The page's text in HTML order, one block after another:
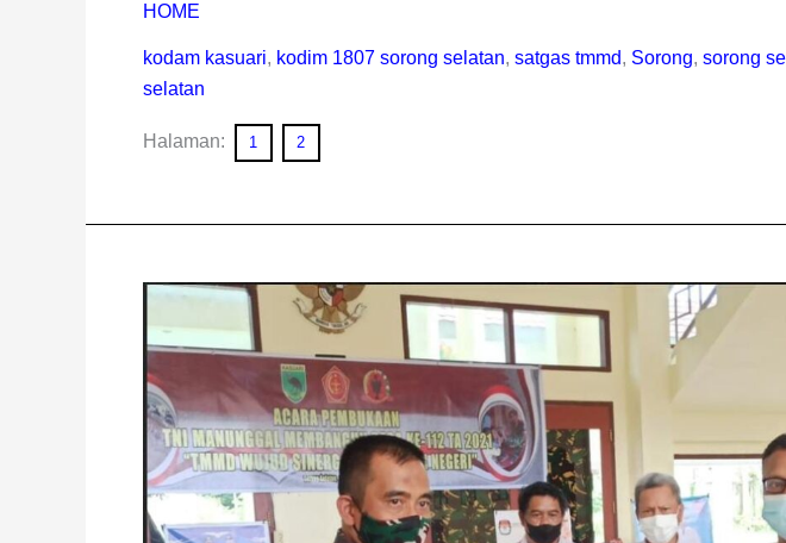
HOME
kodam kasuari, kodim 1807 sorong selatan, satgas tmmd, Sorong, sorong
selatan
Halaman: 1 2
TMMD
Ke-
112
Kodim
1807/Sorsel
Resmi
Dibuka